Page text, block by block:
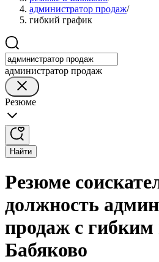
администратор продаж/
гибкий график
администратор продаж
Резюме
Найти
Резюме
должность
продаж с
Бабяково